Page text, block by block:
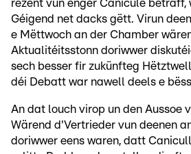
rezent vun enger Canicule betraff,
Géigend net dacks gëtt. Virun
e Mëttwoch an der Chamber
Aktualitéitsstonn doriwwer
sech besser fir zukünfteg
déi Debatt war nawell deels e
An dat louch virop un den Aussoe
Wärend d'Vertrieder vun deenen
doriwwer eens waren, datt